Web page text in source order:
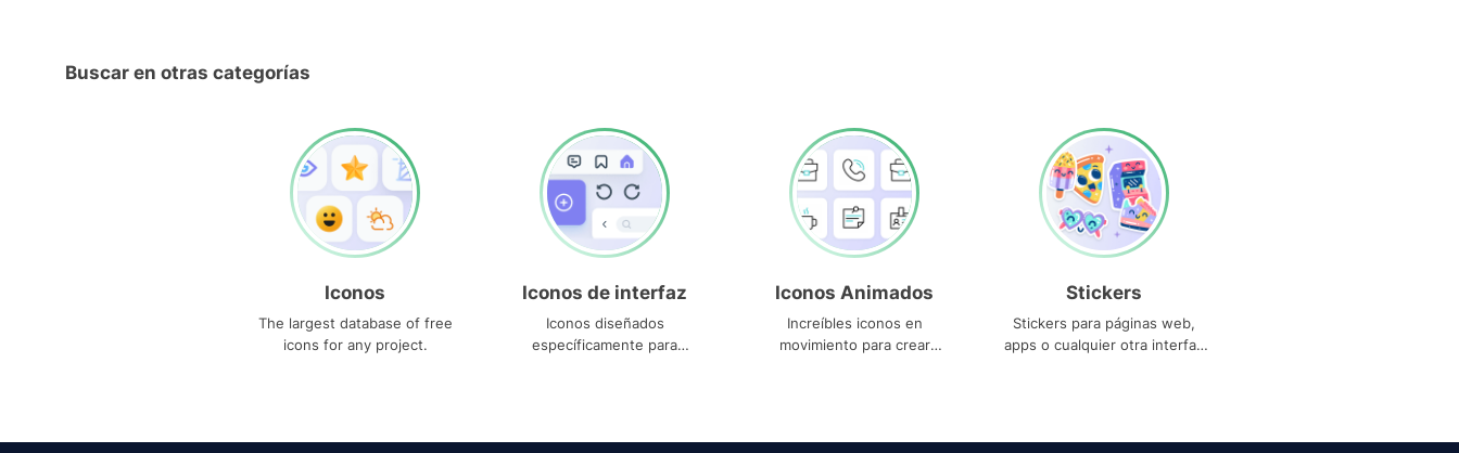
Buscar en otras categorías
Iconos
The largest database of free
icons for any project.
Iconos de interfaz
Iconos diseñados
específicamente para
Iconos Animados
Increíbles iconos en
movimiento para crear
Stickers
Stickers para páginas web,
apps o cualquier otra interfaz